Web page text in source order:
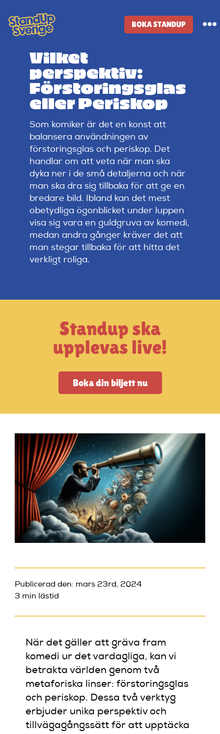
to
content
BOKA STANDUP
Standup-butik
Komiker
Lineup
Tidigare lineup
Klubbar
Artiklar
StandUpSverige PODDEN
Kontakta oss
Vanliga frågor
Vilket
perspektiv:
Förstoringsglas
eller Periskop
Som komiker är det en konst att
balansera användningen av
förstoringsglas och periskop. Det
handlar om att veta när man ska
dyka ner i de små detaljerna och när
man ska dra sig tillbaka för att ge en
bredare bild. Ibland kan det mest
obetydliga ögonblicket under luppen
visa sig vara en guldgruva av komedi,
medan andra gånger kräver det att
man stegar tillbaka för att hitta det
verkligt roliga.
Standup ska
upplevas live!
Boka din biljett nu
Publicerad den: mars 23rd, 2024
3 min lästid
När det gäller att gräva fram
komedi ur det vardagliga, kan vi
betrakta världen genom två
metaforiska linser: förstoringsglas
och periskop. Dessa två verktyg
erbjuder unika perspektiv och
tillvägagångssätt för att upptäcka